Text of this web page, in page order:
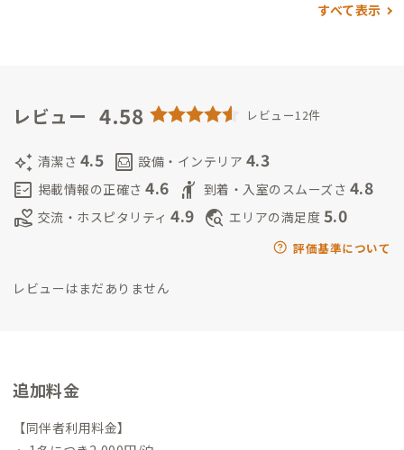
◆国内最大手輸入車ディーラー 入社
主に、フ
ら会社の低迷が続き、リーマンショックで追い打ちを受け、毎年
機会に手を上げることとし25年のディーラー営業生活にピリオ
ドを打つ。
◆国内最大手損害保険会社へ転職
自動車保険などのご支援並びに、代理店の新設などの営業を主
に担うことになる 以前の経験から自分自身に満足することな
く、幅広い視野で役立つ仕事をするために同社退職。◆2020年1
選び課題解決に人生の最後の仕事としてこの道を選ぶ
指したい
すべて表示
レビュー 4.58 レビュー12件
auto_awesome 清潔さ 4.5 living 設備・インテリア 4.3
fact_check 掲載情報の正確さ 4.6 hail 到着・入室のスムーズさ 4.8
volunteer_activism 交流・ホスピタリティ 4.9 travel_explore エリアの満足度 5.0
評価基準について
レビューはまだありません
追加料金
【同伴者利用料金】